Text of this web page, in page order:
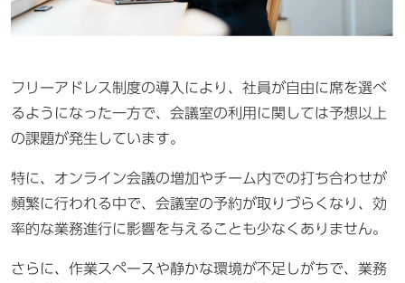
フリーアドレス制度の導入により、社員が自由に席を選べ
るようになった一方で、会議室の利用に関しては予想以上
の課題が発生しています。
特に、オンライン会議の増加やチーム内での打ち合わせが
頻繁に行われる中で、会議室の予約が取りづらくなり、効
率的な業務進行に影響を与えることも少なくありません。
さらに、作業スペースや静かな環境が不足しがちで、業務